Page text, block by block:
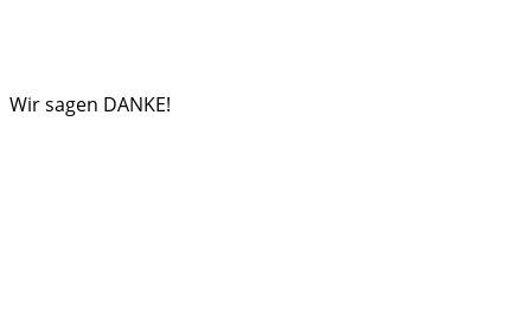
Wir sagen DANKE!